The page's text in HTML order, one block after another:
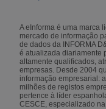
A eInforma é uma marca
mercado de informação
de dados da INFORMA
é atualizada diariamente
altamente qualificados,
empresas. Desde 2004
informação empresarial:
milhões de registos
pertence à líder
CESCE, especializado